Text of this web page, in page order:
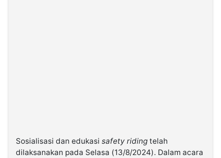
Sosialisasi dan edukasi safety riding telah
dilaksanakan pada Selasa (13/8/2024). Dalam acara